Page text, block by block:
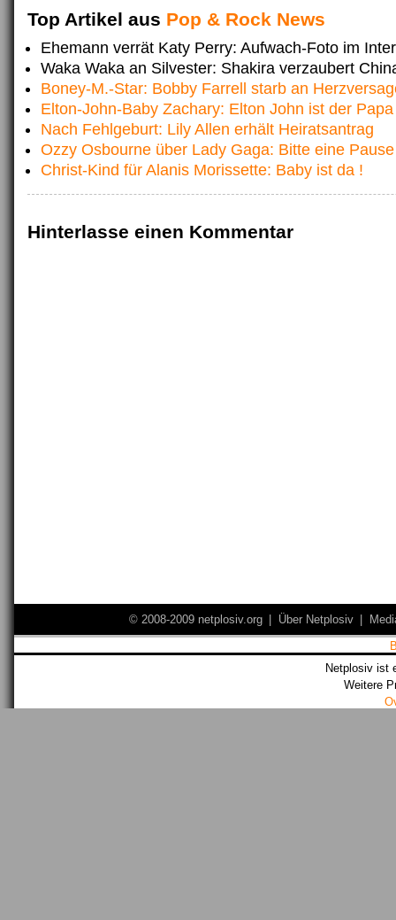
Top Artikel aus Pop & Rock News
Ehemann verrät Katy Perry: Aufwach-Foto im
Waka Waka an Silvester: Shakira verzaubert
Boney-M.-Star: Bobby Farrell starb an
Elton-John-Baby Zachary: Elton John ist der Papa
Nach Fehlgeburt: Lily Allen erhält Heiratsantrag
Ozzy Osbourne über Lady Gaga: Bitte eine Pause
Christ-Kind für Alanis Morissette: Baby ist da !
Hinterlasse einen Kommentar
© 2008-2009 netplosiv.org Über Netplosiv
Netplosiv ist
Weitere